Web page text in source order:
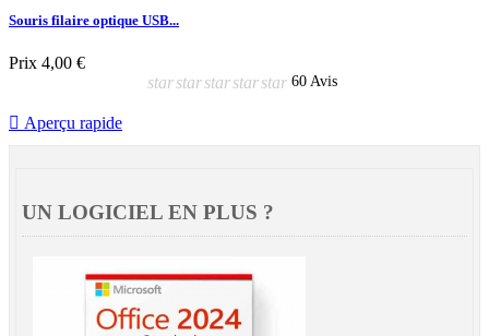
Souris filaire optique USB...
Prix 4,00 €
starstarstarstarstar 60 Avis
 Aperçu rapide
UN LOGICIEL EN PLUS ?